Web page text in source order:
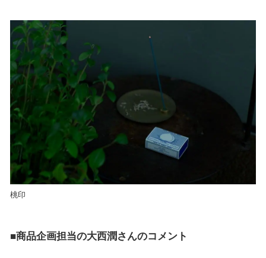
桃印
■商品企画担当の大西潤さんのコメント